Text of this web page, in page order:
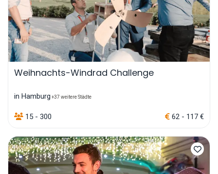
Weihnachts-Windrad Challenge
in Hamburg +37 weitere Städte
15 - 300 62 - 117 €